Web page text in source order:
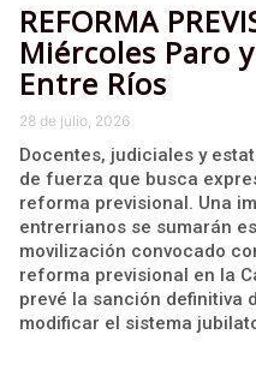
REFORMA
Miércoles Paro
Entre Ríos
28 de julio, 2026
Docentes, judiciales y
de fuerza que busca
reforma previsional. Una
entrerrianos se sumarán
movilización convocado
reforma previsional en la
prevé la sanción definitiva
modificar el sistema